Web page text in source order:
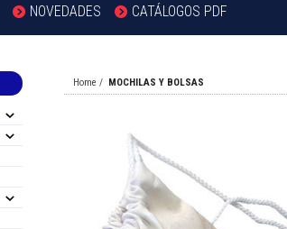
NOVEDADES CATÁLOGOS PDF
Home MOCHILAS Y BOLSAS